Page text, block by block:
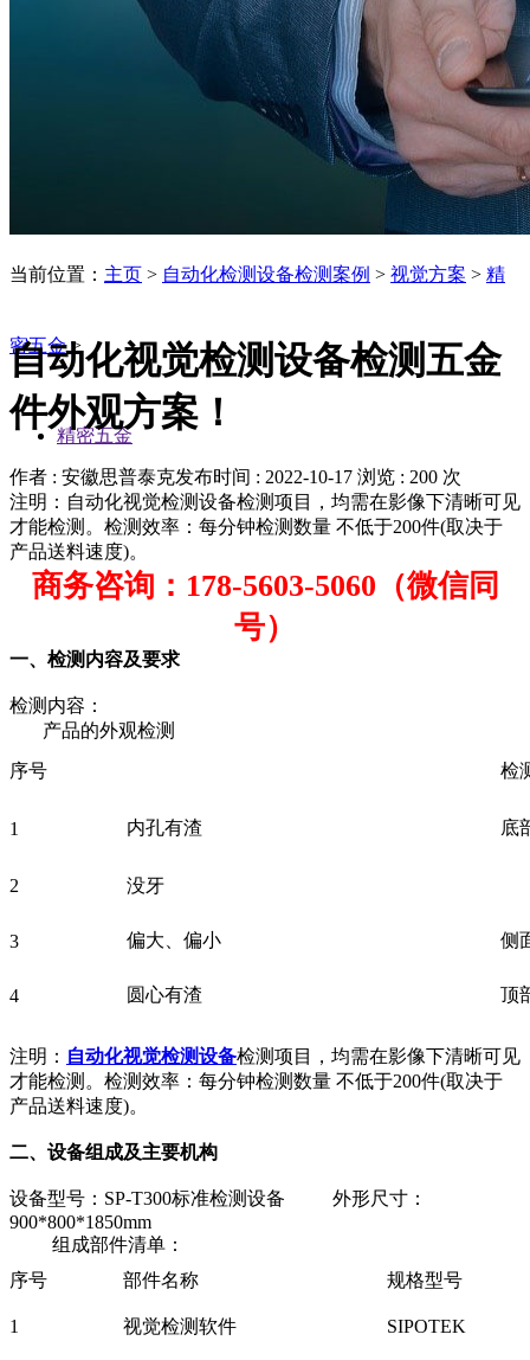
当前位置： 主页 > 自动化检测设备检测案例 > 视觉方案 > 精
密五金>
精密五金
自动化视觉检测设备检测五金
件外观方案！
作者 : 安徽思普泰克发布时间 : 2022-10-17 浏览 : 200 次
注明：自动化视觉检测设备检测项目，均需在影像下清晰可见
才能检测。检测效率：每分钟检测数量 不低于200件(取决于
产品送料速度)。
商务咨询：178-5603-5060（微信同
号）
一、检测内容及要求
检测内容：
产品的外观检测
序号
检
1 内孔有渣 底
2 没牙
3 偏大、偏小 侧
4 圆心有渣 顶
注明： 自动化视觉检测设备检测项目，均需在影像下清晰可见
才能检测。检测效率：每分钟检测数量 不低于200件(取决于
产品送料速度)。
二、设备组成及主要机构
设备型号：SP-T300标准检测设备 外形尺寸：
900*800*1850mm
组成部件清单：
序号
部件名称 规格型号
1 视觉检测软件 SIPOTEK